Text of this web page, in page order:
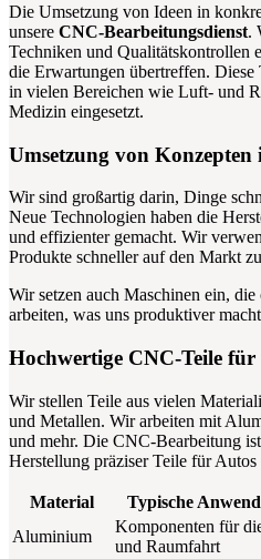
Die Umsetzung von Ideen in
unsere CNC-Bearbeitungsdienst.
Techniken und Qualitätskontrollen
die Erwartungen übertreffen.
in vielen Bereichen wie Luft- und
Medizin eingesetzt.
Umsetzung von
Wir sind großartig darin, Dinge
Neue Technologien haben die
und effizienter gemacht. Wir
Produkte schneller auf den Markt
Wir setzen auch Maschinen ein,
arbeiten, was uns produktiver
Hochwertige CNC-Teile für
Wir stellen Teile aus vielen
und Metallen. Wir arbeiten mit
und mehr. Die CNC-Bearbeitung
Herstellung präziser Teile für Autos
Material Typische
Aluminium
Komponenten für
und Raumfahrt